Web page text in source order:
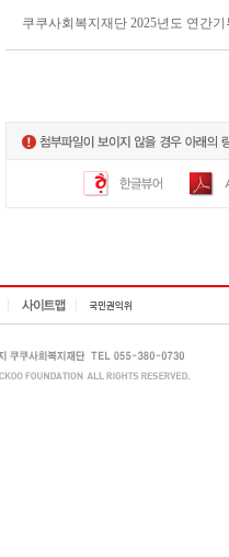
쿠쿠사회복지재단 2025년도 연간